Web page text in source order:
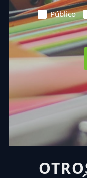
Público